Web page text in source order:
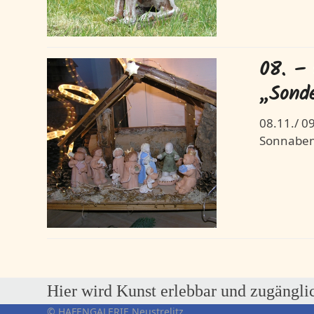
08. –
08.11./
Hier wird Kunst erlebbar und